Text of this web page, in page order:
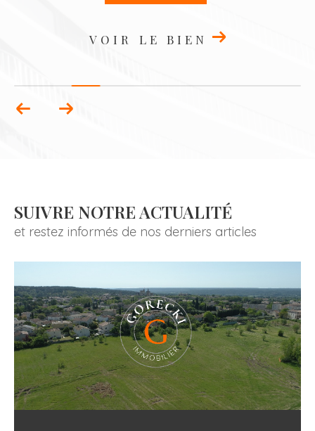
et restez informés de nos derniers articles